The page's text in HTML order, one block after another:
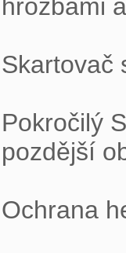
hrozbami
Skartovač
Pokročilý
pozdější
Ochrana